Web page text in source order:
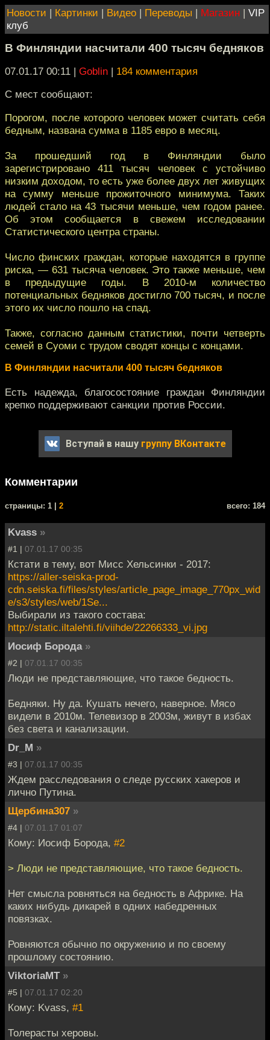
Новости | Картинки | Видео | Переводы | Магазин | VIP
клуб
В Финляндии насчитали 400 тысяч бедняков
07.01.17 00:11 | Goblin | 184 комментария
С мест сообщают:
Порогом, после которого человек может считать себя
бедным, названа сумма в 1185 евро в месяц.
За прошедший год в Финляндии было
зарегистрировано 411 тысяч человек с устойчиво
низким доходом, то есть уже более двух лет живущих
на сумму меньше прожиточного минимума. Таких
людей стало на 43 тысячи меньше, чем годом ранее.
Об этом сообщается в свежем исследовании
Статистического центра страны.
Число финских граждан, которые находятся в группе
риска, — 631 тысяча человек. Это также меньше, чем
в предыдущие годы. В 2010-м количество
потенциальных бедняков достигло 700 тысяч, и после
этого их число пошло на спад.
Также, согласно данным статистики, почти четверть
семей в Суоми с трудом сводят концы с концами.
В Финляндии насчитали 400 тысяч бедняков
Есть надежда, благосостояние граждан Финляндии
крепко поддерживают санкции против России.
Вступай в нашу группу ВКонтакте
Комментарии
cтраницы: 1 | 2 всего: 184
Kvass »
#1 | 07.01.17 00:35
Кстати в тему, вот Мисс Хельсинки - 2017:
https://aller-seiska-prod-
cdn.seiska.fi/files/styles/article_page_image_770px_wid
e/s3/styles/web/1Se...
Выбирали из такого состава:
http://static.iltalehti.fi/viihde/22266333_vi.jpg
Иосиф Борода »
#2 | 07.01.17 00:35
Люди не представляющие, что такое бедность.
Бедняки. Ну да. Кушать нечего, наверное. Мясо
видели в 2010м. Телевизор в 2003м, живут в избах
без света и канализации.
Dr_M »
#3 | 07.01.17 00:35
Ждем расследования о следе русских хакеров и
лично Путина.
Щербина307 »
#4 | 07.01.17 01:07
Кому: Иосиф Борода, #2
> Люди не представляющие, что такое бедность.
Нет смысла ровняться на бедность в Африке. На
каких нибудь дикарей в одних набедренных
повязках.
Ровняются обычно по окружению и по своему
прошлому состоянию.
ViktoriaMT »
#5 | 07.01.17 02:20
Кому: Kvass, #1
Толерасты херовы.